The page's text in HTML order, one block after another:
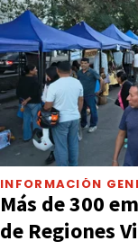
INFORMACIÓN
Más de 300
de Regiones